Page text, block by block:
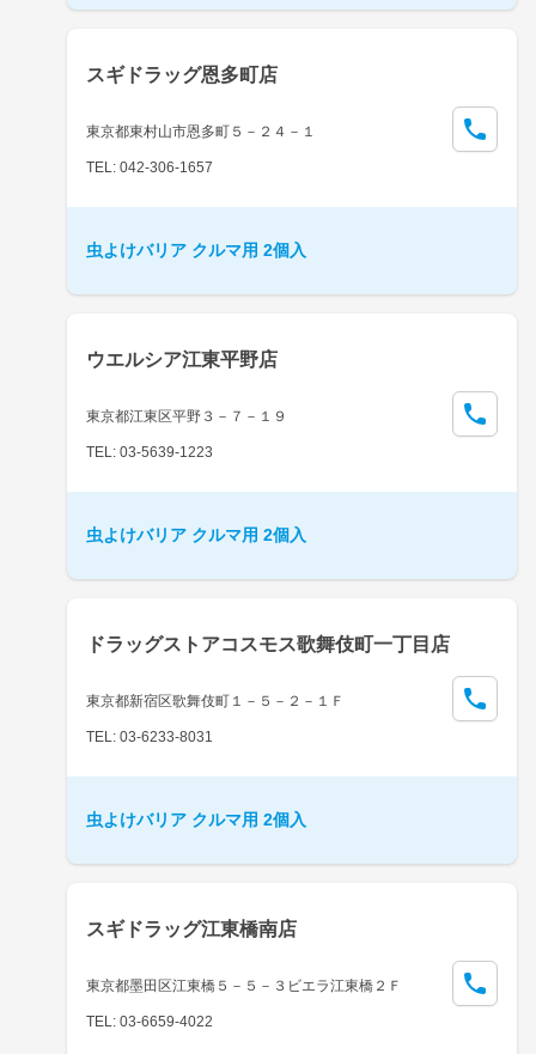
スギドラッグ恩多町店
東京都東村山市恩多町５－２４－１
TEL: 042-306-1657
虫よけバリア クルマ用 2個入
ウエルシア江東平野店
東京都江東区平野３－７－１９
TEL: 03-5639-1223
虫よけバリア クルマ用 2個入
ドラッグストアコスモス歌舞伎町一丁目店
東京都新宿区歌舞伎町１－５－２－１Ｆ
TEL: 03-6233-8031
虫よけバリア クルマ用 2個入
スギドラッグ江東橋南店
東京都墨田区江東橋５－５－３ビエラ江東橋２Ｆ
TEL: 03-6659-4022